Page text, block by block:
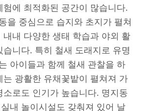
험에 최적화된 공간이 많습니다.
을 중심으로 습지와 초지가 펼쳐
내내 다양한 생태 학습과 야외 활
습니다. 특히 철새 도래지로 유명
아이들과 함께 철새 관찰을 하
는 광활한 유채꽃밭이 펼쳐져 가
소로도 인기가 높습니다. 명지동
내 놀이시설도 갖춰져 있어 날